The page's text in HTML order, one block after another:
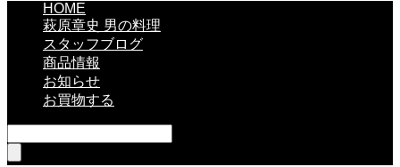
HOME
萩原章史 男の料理
スタッフブログ
商品情報
お知らせ
お買物する